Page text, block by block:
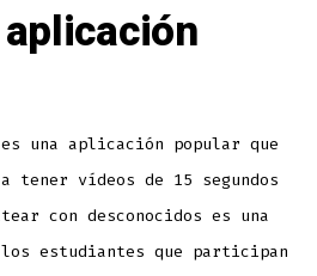
una aplicación popular que
tener vídeos de 15 segundos
con desconocidos es una
estudiantes que participan